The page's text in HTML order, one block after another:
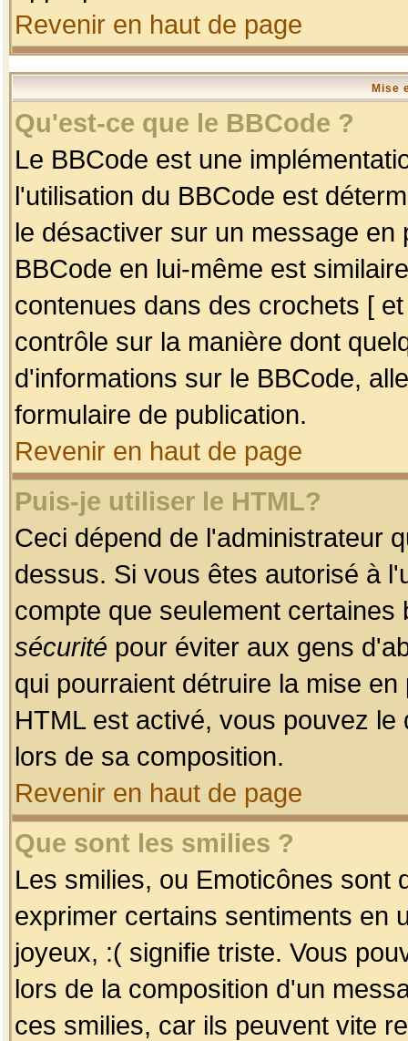
Revenir en haut de page
Mise
Qu'est-ce que le BBCode ?
Le BBCode est une
l'utilisation du BBCode est
le désactiver sur un message
BBCode en lui-même est
contenues dans des crochets [
contrôle sur la manière dont
d'informations sur le BBCode,
formulaire de publication.
Revenir en haut de page
Puis-je utiliser le HTML?
Ceci dépend de l'administrateur
dessus. Si vous êtes autorisé à
compte que seulement
sécurité pour éviter aux gens
qui pourraient détruire la mise
HTML est activé, vous pouvez
lors de sa composition.
Revenir en haut de page
Que sont les smilies ?
Les smilies, ou Emoticônes sont
exprimer certains sentiments en
joyeux, :( signifie triste. Vous
lors de la composition d'un
ces smilies, car ils peuvent vite